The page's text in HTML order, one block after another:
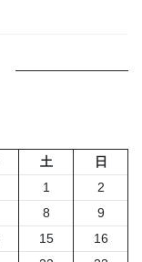
土
日
1
2
8
9
15
16